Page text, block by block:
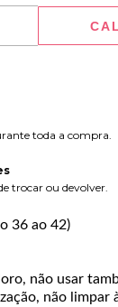
toda a compra.
trocar ou devolver.
36 ao 42)
não usar
não limpar